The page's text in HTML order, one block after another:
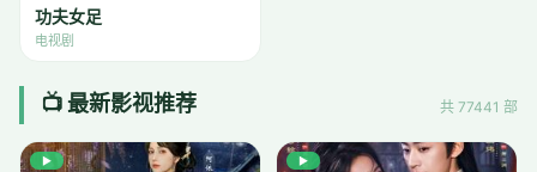
功夫女足
电视剧
📺 最新影视推荐 共 77441 部
▶ ▶